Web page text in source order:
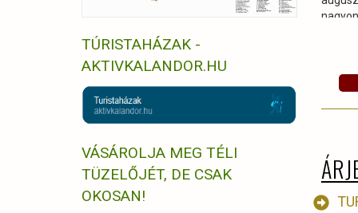
TÚRISTAHÁZAK -
AKTIVKALANDOR.HU
VÁSÁROLJA MEG TÉLI
TÜZELŐJÉT, DE CSAK
OKOSAN!